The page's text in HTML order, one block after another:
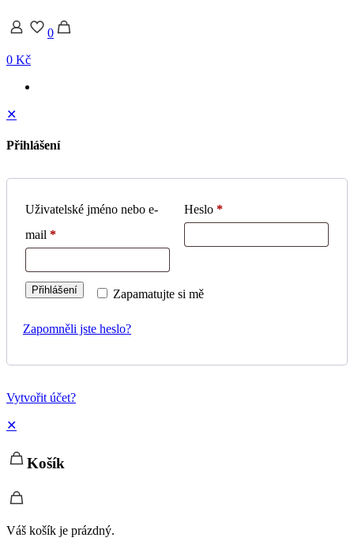
0
0 Kč
✕
Přihlášení
Uživatelské jméno nebo e-
mail *
Heslo *
Zapamatujte si mě
Přihlášení
Zapomněli jste heslo?
Vytvořit účet?
✕
Košík
Váš košík je prázdný.